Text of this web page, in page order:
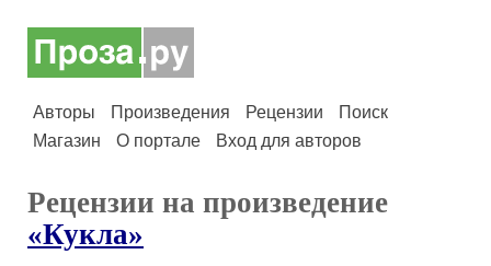
Авторы Произведения Рецензии
Поиск
Магазин
О портале Вход для авторов
Рецензии на произведение
«Кукла»